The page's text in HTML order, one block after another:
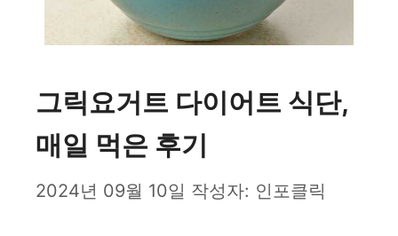
그릭요거트 다이어트 식단,
매일 먹은 후기
2024년 09월 10일 작성자: 인포클릭